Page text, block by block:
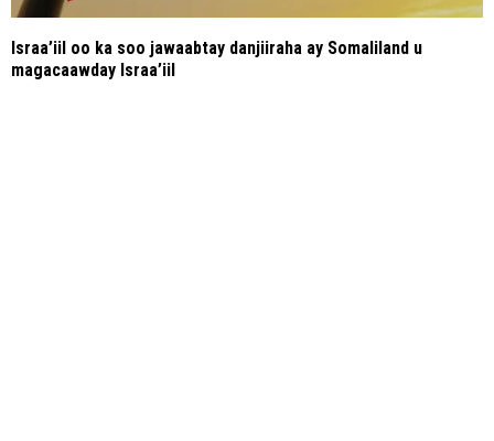
Israa’iil oo ka soo jawaabtay danjiiraha ay Somaliland u
magacaawday Israa’iil